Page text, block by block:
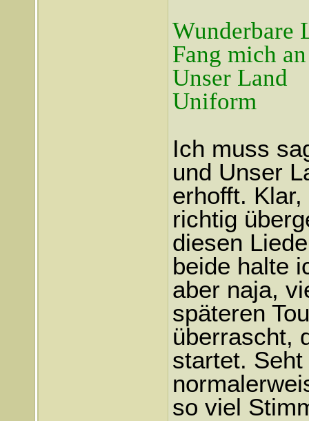
Wunderbare
Fang mich an
Unser Land
Uniform
Ich muss
und Unser
erhofft.
richtig
diesen
beide halte
aber naja,
späteren
überrascht,
startet.
so viel